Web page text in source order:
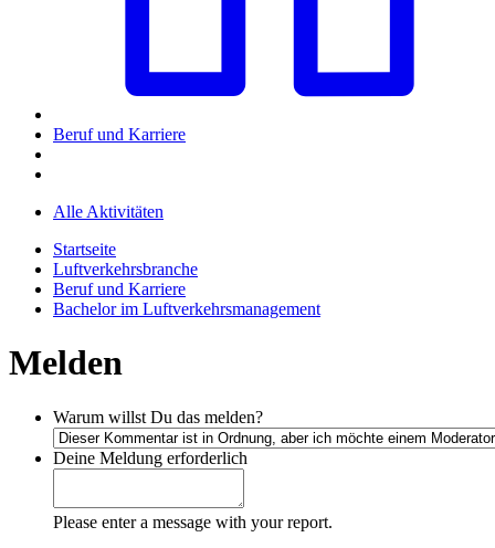
Beruf und Karriere
Alle Aktivitäten
Startseite
Luftverkehrsbranche
Beruf und Karriere
Bachelor im Luftverkehrsmanagement
Melden
Warum willst Du das melden?
Deine Meldung erforderlich
Please enter a message with your report.